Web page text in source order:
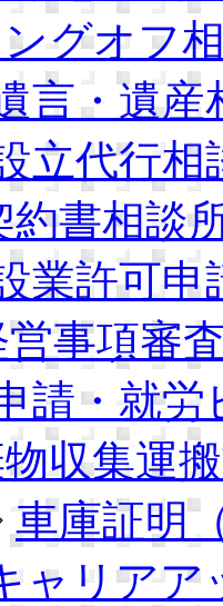
グオフ
言・遺産
立代行相
約書相談
業許可申
営事項審
請・就
収集運
車庫証明
ャリアア